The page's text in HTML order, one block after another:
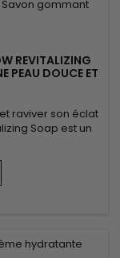
REVITALIZING
PEAU DOUCE ET
raviver son éclat
Soap est un
douce, huile
vitamines C et E
nourrissante
adoucir la...